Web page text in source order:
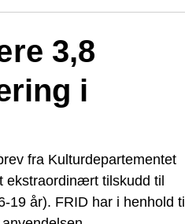
3,8
i
fra Kulturdepartementet
ekstraordinært tilskudd til
19 år). FRID har i henhold til